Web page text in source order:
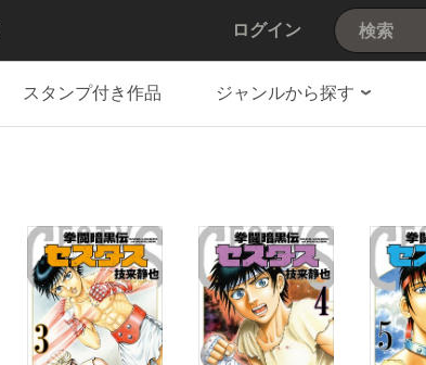
ログイン
スタンプ付き作品 ジャンルから探す